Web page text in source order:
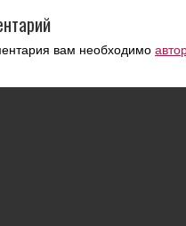
вам необходимо